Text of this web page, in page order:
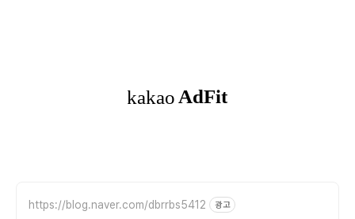
https://blog.naver.com/dbrrbs5412 광고